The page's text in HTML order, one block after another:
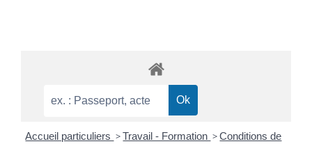
Accueil particuliers > Travail - Formation > Conditions de